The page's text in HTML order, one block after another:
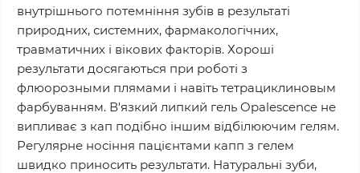
внутрішнього потемніння зубів в результаті
природних, системних, фармакологічних,
травматичних і вікових факторів. Хороші
результати досягаються при роботі з
флюорозными плямами і навіть тетрациклиновым
фарбуванням. В'язкий липкий гель Opalescence не
випливає з кап подібно іншим відбілюючим гелям.
Регулярне носіння пацієнтами капп з гелем
швидко приносить результати. Натуральні зуби,